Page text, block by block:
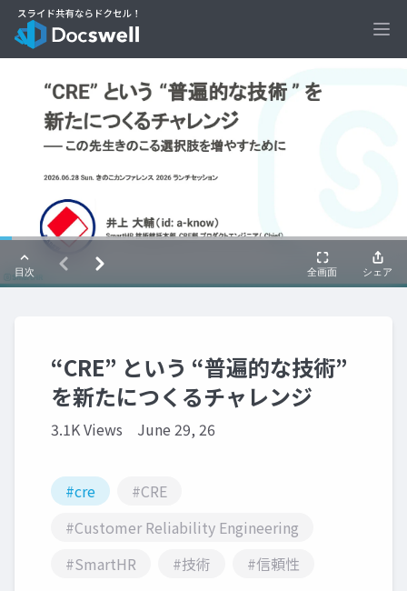
“CRE” という “普遍的な技術”
を新たにつくるチャレンジ
3.1K Views June 29, 26
#cre
#CRE
#Customer Reliability Engineering
#SmartHR
#技術 #信頼性